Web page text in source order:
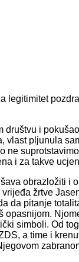
legitimitet
društvu i
vlast pljunula
ne
i za takve
obrazložiti i
žrtve
da pitanje
opasnijom.
simboli. Od
a time i